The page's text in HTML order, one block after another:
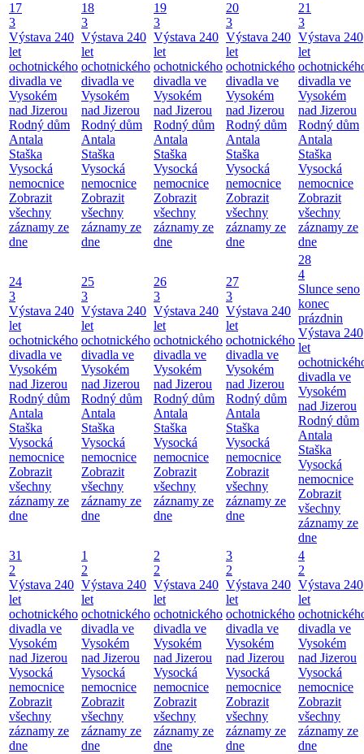
17
3
Výstava 240
let
ochotnického
divadla ve
Vysokém
nad Jizerou
Rodný dům
Antala
Staška
Vysocká
nemocnice
Zobrazit
všechny
záznamy ze
dne
18
3
Výstava 240
let
ochotnického
divadla ve
Vysokém
nad Jizerou
Rodný dům
Antala
Staška
Vysocká
nemocnice
Zobrazit
všechny
záznamy ze
dne
19
3
Výstava 240
let
ochotnického
divadla ve
Vysokém
nad Jizerou
Rodný dům
Antala
Staška
Vysocká
nemocnice
Zobrazit
všechny
záznamy ze
dne
20
3
Výstava 240
let
ochotnického
divadla ve
Vysokém
nad Jizerou
Rodný dům
Antala
Staška
Vysocká
nemocnice
Zobrazit
všechny
záznamy ze
dne
21
3
Výstava 240
let
divadla ve
Vysokém
nad Jizerou
Rodný dům
Antala
Staška
Vysocká
nemocnice
Zobrazit
všechny
záznamy ze
dne
24
3
Výstava 240
let
ochotnického
divadla ve
Vysokém
nad Jizerou
Rodný dům
Antala
Staška
Vysocká
nemocnice
Zobrazit
všechny
záznamy ze
dne
25
3
Výstava 240
let
ochotnického
divadla ve
Vysokém
nad Jizerou
Rodný dům
Antala
Staška
Vysocká
nemocnice
Zobrazit
všechny
záznamy ze
dne
26
3
Výstava 240
let
ochotnického
divadla ve
Vysokém
nad Jizerou
Rodný dům
Antala
Staška
Vysocká
nemocnice
Zobrazit
všechny
záznamy ze
dne
27
3
Výstava 240
let
ochotnického
divadla ve
Vysokém
nad Jizerou
Rodný dům
Antala
Staška
Vysocká
nemocnice
Zobrazit
všechny
záznamy ze
dne
28
4
Slunce seno
konec
prázdnin
Výstava 240
let
divadla ve
Vysokém
nad Jizerou
Rodný dům
Antala
Staška
Vysocká
nemocnice
Zobrazit
všechny
záznamy ze
dne
31
2
Výstava 240
let
ochotnického
divadla ve
Vysokém
nad Jizerou
Vysocká
nemocnice
Zobrazit
všechny
záznamy ze
dne
1
2
Výstava 240
let
ochotnického
divadla ve
Vysokém
nad Jizerou
Vysocká
nemocnice
Zobrazit
všechny
záznamy ze
dne
2
2
Výstava 240
let
ochotnického
divadla ve
Vysokém
nad Jizerou
Vysocká
nemocnice
Zobrazit
všechny
záznamy ze
dne
3
2
Výstava 240
let
ochotnického
divadla ve
Vysokém
nad Jizerou
Vysocká
nemocnice
Zobrazit
všechny
záznamy ze
dne
4
2
Výstava 240
let
divadla ve
Vysokém
nad Jizerou
Vysocká
nemocnice
Zobrazit
všechny
záznamy ze
dne